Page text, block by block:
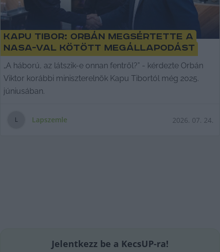
Kapu Tibor: Orbán megsértette a
NASA-val kötött megállapodást
„A háború, az látszik-e onnan fentről?” - kérdezte Orbán
Viktor korábbi miniszterelnök Kapu Tibortól még 2025.
júniusában.
L Lapszemle 2026. 07. 24.
Jelentkezz be a KecsUP-ra!